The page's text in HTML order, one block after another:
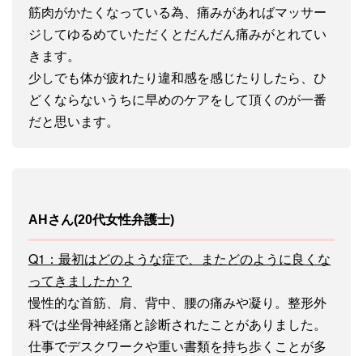
筋肉がかたくなっている為、痛みがあればマッサー
ジしてゆるめていただくとだんだん痛みがとれてい
きます。
少しでも体が疲れたり違和感を感じたりしたら、ひ
どくならないうちに早めのケアをして頂くのが一番
だと思います。
AHさん(20代女性弁護士)
Q1：最初はどのような症で、またどのように良くな
ってきましたか？
慢性的な首筋、肩、背中、腰の痛みや凝り。整形外
科では坐骨神経痛と診断されたことがありました。
仕事でデスクワークや重い書類を持ち歩くことが多